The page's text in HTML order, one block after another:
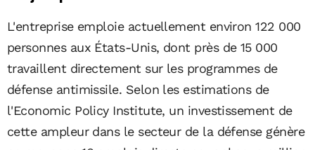
L'entreprise emploie actuellement environ 122 000
personnes aux États-Unis, dont près de 15 000
travaillent directement sur les programmes de
défense antimissile. Selon les estimations de
l'Economic Policy Institute, un investissement de
cette ampleur dans le secteur de la défense génère